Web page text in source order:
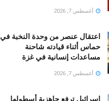
أغسطس 7, 2026
اعتقال عنصر من وحدة النخبة في
حماس أثناء قيادته شاحنة
مساعدات إنسانية في غزة
أغسطس 7, 2026
إسرائيل ترفع جاهزية أسطولها